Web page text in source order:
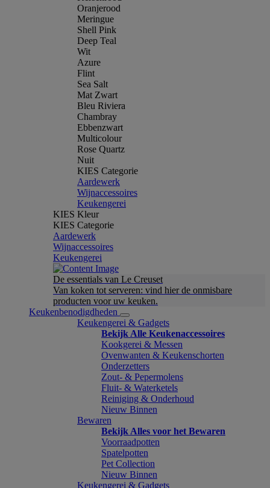
Oranjerood
Meringue
Shell Pink
Deep Teal
Wit
Azure
Flint
Sea Salt
Mat Zwart
Bleu Riviera
Chambray
Ebbenzwart
Multicolour
Rose Quartz
Nuit
KIES Categorie
Aardewerk
Wijnaccessoires
Keukengerei
KIES Kleur
KIES Categorie
Aardewerk
Wijnaccessoires
Keukengerei
De essentials van Le Creuset
Van koken tot serveren: vind hier de onmisbare
producten voor uw keuken.
Keukenbenodigdheden
Keukengerei & Gadgets
Bekijk Alle Keukenaccessoires
Kookgerei & Messen
Ovenwanten & Keukenschorten
Onderzetters
Zout- & Pepermolens
Fluit- & Waterketels
Reiniging & Onderhoud
Nieuw Binnen
Bewaren
Bekijk Alles voor het Bewaren
Voorraadpotten
Spatelpotten
Pet Collection
Nieuw Binnen
Keukengerei & Gadgets